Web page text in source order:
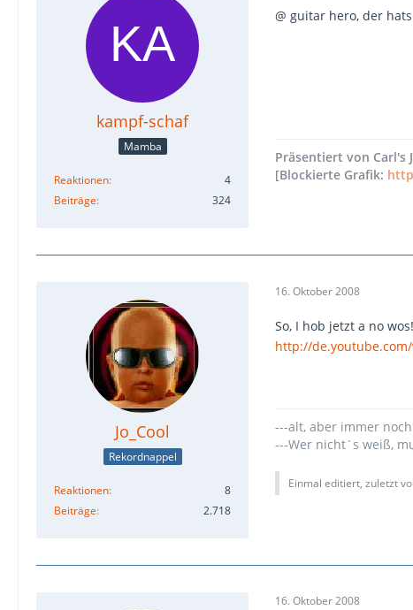
kampf-schaf
Mamba
Reaktionen
4
Beiträge
324
@ guitar hero, der
Präsentiert von Carl's
[Blockierte Grafik:
Jo_Cool
Rekordnappel
Reaktionen
8
Beiträge
2.718
16. Oktober 2008
So, I hob jetzt a no
http://
---alt, aber immer
---Wer nicht`s weiß,
Einmal editiert, zuletzt
16. Oktober 2008